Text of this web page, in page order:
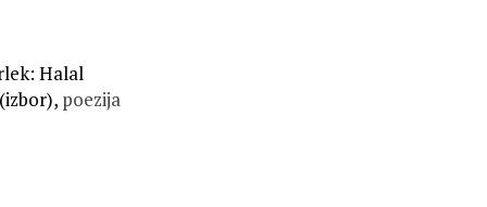
Halal
poezija